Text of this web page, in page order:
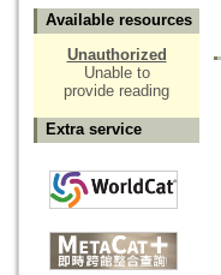
Available resources
Unauthorized
Unable to
provide reading
Extra service